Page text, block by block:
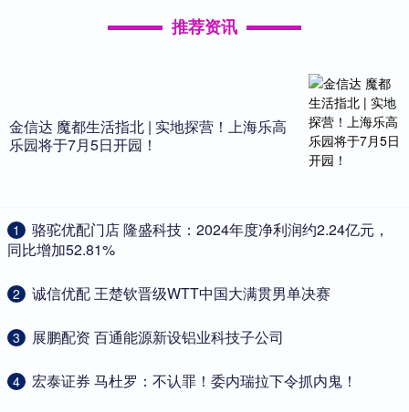
推荐资讯
金信达 魔都生活指北 | 实地探营！上海乐高
乐园将于7月5日开园！
1
​骆驼优配门店 隆盛科技：2024年度净利润约2.24亿元，
同比增加52.81%
2 ​诚信优配 王楚钦晋级WTT中国大满贯男单决赛
3 ​展鹏配资 百通能源新设铝业科技子公司
4 ​宏泰证券 马杜罗：不认罪！委内瑞拉下令抓内鬼！